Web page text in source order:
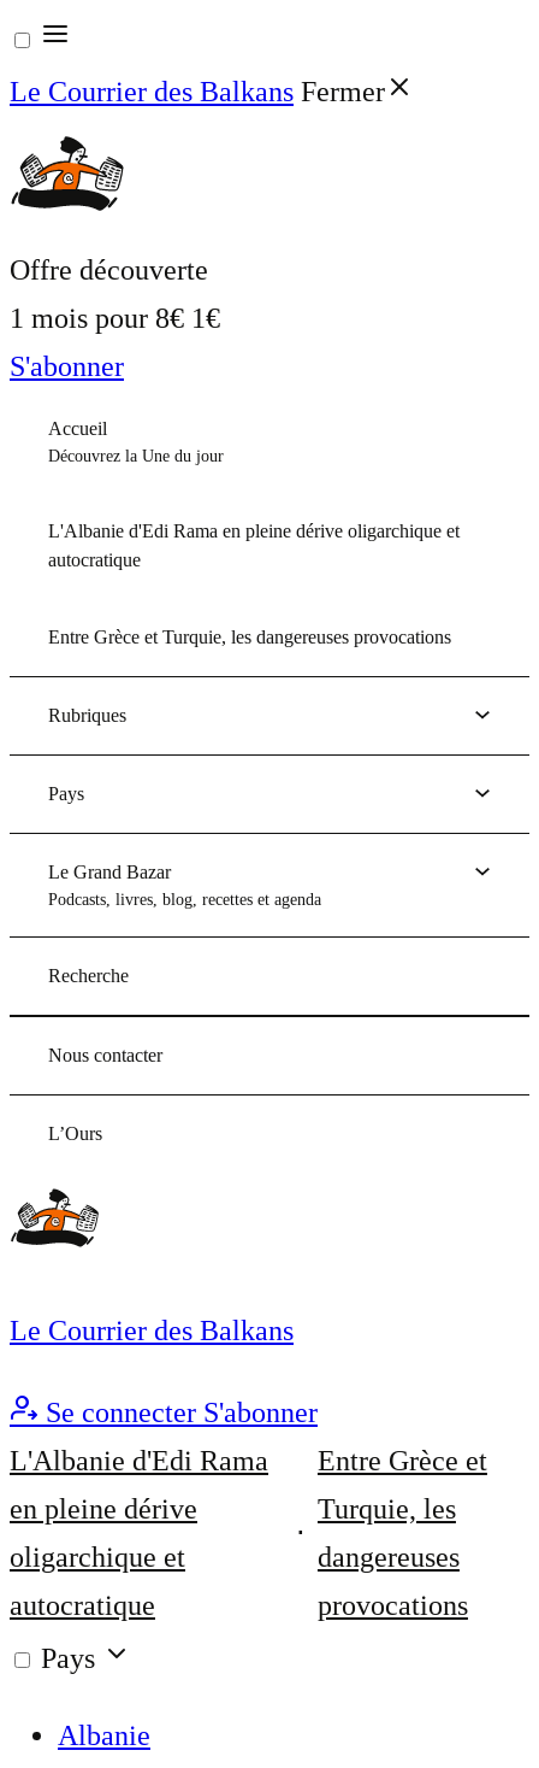
Aller
au
contenu
Le Courrier des Balkans Fermer
Offre découverte
1 mois pour 8€ 1€
S'abonner
Accueil
Découvrez la Une du jour
L'Albanie d'Edi Rama en pleine dérive oligarchique et
autocratique
Entre Grèce et Turquie, les dangereuses provocations
Rubriques
Pays
Le Grand Bazar
Podcasts, livres, blog, recettes et agenda
Recherche
Nous contacter
L’Ours
Le Courrier des Balkans
Se connecter S'abonner
L'Albanie d'Edi Rama
en pleine dérive
oligarchique et
autocratique
Entre Grèce et
Turquie, les
dangereuses
provocations
Pays
Albanie